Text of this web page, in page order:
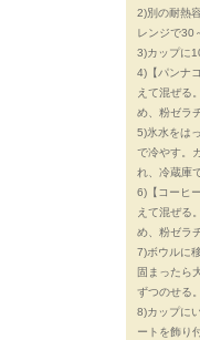
2)別の耐熱
レンジで30
3)カップに
4)【パンナ
えて混ぜる
め、粉ゼラ
5)氷水をは
で冷やす。
れ、冷蔵庫
6)【コーヒ
えて混ぜる
め、粉ゼラ
7)ボウルに
固まったら
ずつのせる
8)カップに
ートを飾り